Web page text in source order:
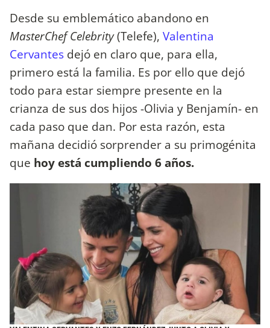
Desde su emblemático abandono en
MasterChef Celebrity(Telefe), Valentina
Cervantes dejó en claro que, para ella,
primero está la familia. Es por ello que dejó
todo para estar siempre presente en la
crianza de sus dos hijos -Olivia y Benjamín- en
cada paso que dan. Por esta razón, esta
mañana decidió sorprender a su primogénita
que hoy está cumpliendo 6 años.